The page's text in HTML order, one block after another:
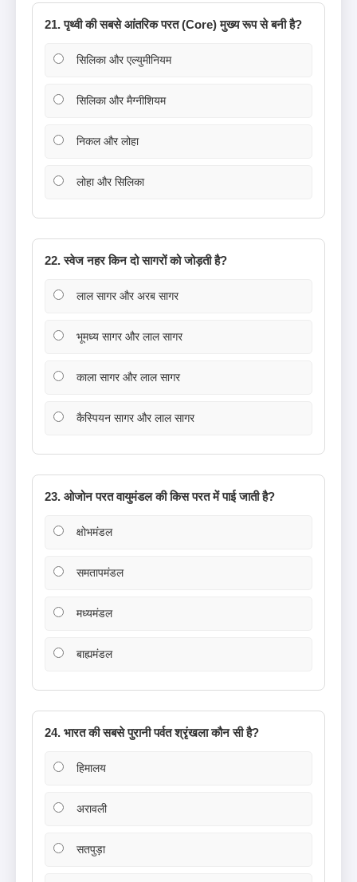
21. पृथ्वी की सबसे आंतरिक परत (Core) मुख्य रूप से बनी है?
सिलिका और एल्युमीनियम
सिलिका और मैग्नीशियम
निकल और लोहा
लोहा और सिलिका
22. स्वेज नहर किन दो सागरों को जोड़ती है?
लाल सागर और अरब सागर
भूमध्य सागर और लाल सागर
काला सागर और लाल सागर
कैस्पियन सागर और लाल सागर
23. ओजोन परत वायुमंडल की किस परत में पाई जाती है?
क्षोभमंडल
समतापमंडल
मध्यमंडल
बाह्यमंडल
24. भारत की सबसे पुरानी पर्वत श्रृंखला कौन सी है?
हिमालय
अरावली
सतपुड़ा